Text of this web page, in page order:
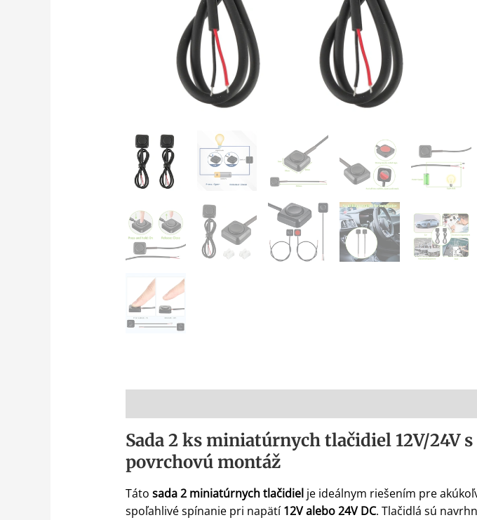
Sada 2 ks miniatúrnych tlačidiel 12V/
povrchovú montáž
Táto sada 2 miniatúrnych tlačidielje ideálnym riešením pre
spoľahlivé spínanie pri napätí12V alebo 24V DC. Tlačidlá sú